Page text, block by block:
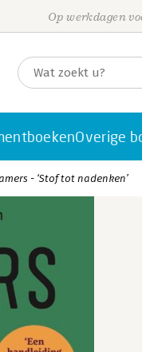
Op werkdagen
Overige
- ‘Stof tot nadenken’